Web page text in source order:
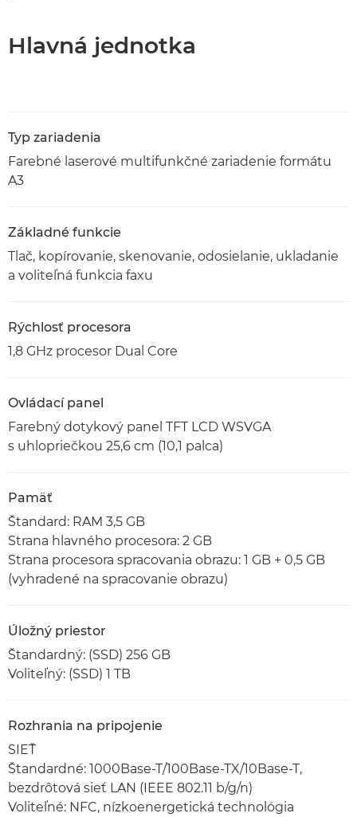
Hlavná jednotka
Typ zariadenia
Farebné laserové multifunkčné zariadenie formátu
A3
Základné funkcie
Tlač, kopírovanie, skenovanie, odosielanie, ukladanie
a voliteľná funkcia faxu
Rýchlosť procesora
1,8 GHz procesor Dual Core
Ovládací panel
Farebný dotykový panel TFT LCD WSVGA
s uhlopriečkou 25,6 cm (10,1 palca)
Pamäť
Štandard: RAM 3,5 GB
Strana hlavného procesora: 2 GB
Strana procesora spracovania obrazu: 1 GB + 0,5 GB
(vyhradené na spracovanie obrazu)
Úložný priestor
Štandardný: (SSD) 256 GB
Voliteľný: (SSD) 1 TB
Rozhrania na pripojenie
SIEŤ
Štandardné: 1000Base-T/100Base-TX/10Base-T,
bezdrôtová sieť LAN (IEEE 802.11 b/g/n)
Voliteľné: NFC, nízkoenergetická technológia